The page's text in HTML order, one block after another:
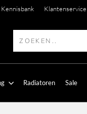
Kennisbank Klantenservice
Radiatoren Sale